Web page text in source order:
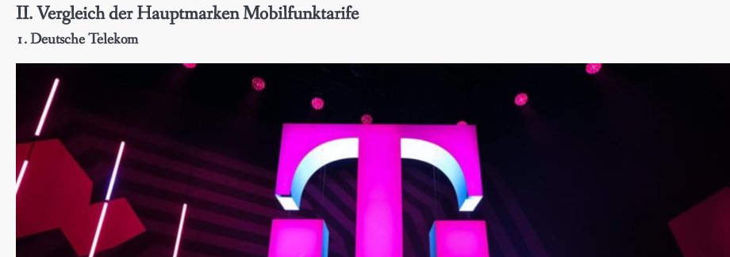
II. Vergleich der Hauptmarken Mobilfunktarife
1.Deutsche Telekom